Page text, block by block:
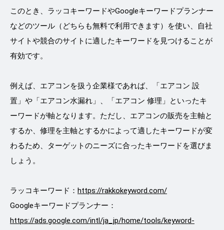
このとき、ラッコキーワードやGoogleキーワードプランナー
などのツール（どちらも無料で利用できます）を使い、自社
サイトや競合のサイトに適したキーワードを見つけることが
有効です。
例えば、エアコンを扱う企業様であれば、「エアコン 設
置」や「エアコン水漏れ」、「エアコン 修理」といったキ
ーワードが軸となります。ただし、エアコンの販売を主軸と
するか、修理を主軸とするかによって適したキーワードが変
わるため、ターゲットのニーズに合ったキーワードを選びま
しょう。
ラッコキーワード： https://rakkokeyword.com/
Googleキーワードプランナー：
https://ads.google.com/intl/ja_jp/home/tools/keyword-